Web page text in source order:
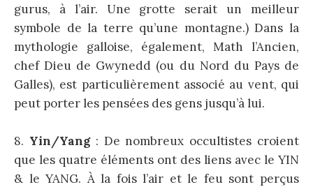
gurus, à l’air. Une grotte serait un meilleur
symbole de la terre qu’une montagne.) Dans la
mythologie galloise, également, Math l’Ancien,
chef Dieu de Gwynedd (ou du Nord du Pays de
Galles), est particulièrement associé au vent, qui
peut porter les pensées des gens jusqu’à lui.
8. Yin/Yang: De nombreux occultistes croient
que les quatre éléments ont des liens avec le YIN
& le YANG. À la fois l’air et le feu sont perçus